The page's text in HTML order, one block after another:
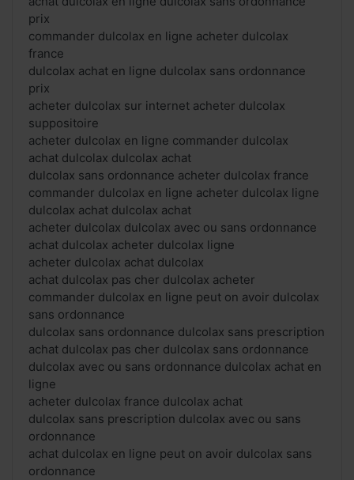
prix
commander dulcolax en ligne acheter dulcolax
france
dulcolax achat en ligne dulcolax sans ordonnance
prix
acheter dulcolax sur internet acheter dulcolax
suppositoire
acheter dulcolax en ligne commander dulcolax
achat dulcolax dulcolax achat
dulcolax sans ordonnance acheter dulcolax france
commander dulcolax en ligne acheter dulcolax ligne
dulcolax achat dulcolax achat
acheter dulcolax dulcolax avec ou sans ordonnance
achat dulcolax acheter dulcolax ligne
acheter dulcolax achat dulcolax
achat dulcolax pas cher dulcolax acheter
commander dulcolax en ligne peut on avoir dulcolax
sans ordonnance
dulcolax sans ordonnance dulcolax sans prescription
achat dulcolax pas cher dulcolax sans ordonnance
dulcolax avec ou sans ordonnance dulcolax achat en
ligne
acheter dulcolax france dulcolax achat
dulcolax sans prescription dulcolax avec ou sans
ordonnance
achat dulcolax en ligne peut on avoir dulcolax sans
ordonnance